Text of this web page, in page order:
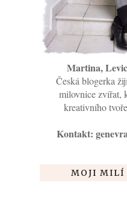
Martina,
Česká blogerka
milovnice zvířat,
kreativního
Kontakt:
MOJI MILÍ